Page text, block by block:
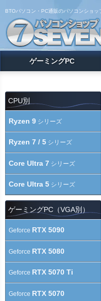
BTOパソコン・PC通販のパソコンショッ
ゲーミングPC
CPU別
Ryzen 9 シリーズ
Ryzen 7 / 5 シリーズ
Core Ultra 7 シリーズ
Core Ultra 5 シリーズ
ゲーミングPC（VGA別）
Geforce RTX 5090
Geforce RTX 5080
Geforce RTX 5070 Ti
Geforce RTX 5070